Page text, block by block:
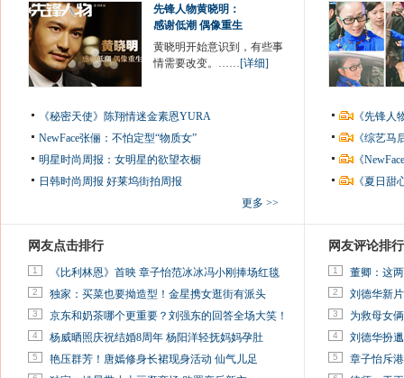
先锋人物黄晓明：
感谢低潮 偶像重生
黄晓明开始意识到，有些事
情需要改变。……[详细]
《秘密天使》陈翔情迷金素恩YURA
NewFace张俪：不怕定型“物质女”
明星时尚周报：女明星的欲望衣橱
日韩时尚周报 好莱坞街拍周报
更多 >>
《先锋
《综艺
《
《夏日
网友点击排行
1 《比利林恩》首映 章子怡范冰冰冯小刚捧场红毯
2 独家：买菜也要拗造型！金星携女逛街有派头
3 京东和奶茶哪个更重要？刘强东的回答全场大笑！
4 杨威晒照庆祝结婚8周年 杨阳洋轻抚妈妈孕肚
5 艳压群芳！唐嫣修身长裙现身活动 仙气儿足
网友评论排行
1 董卿：这
2 刘德华新
3 为救母女
4 刘德华扮
5 章子怡斥